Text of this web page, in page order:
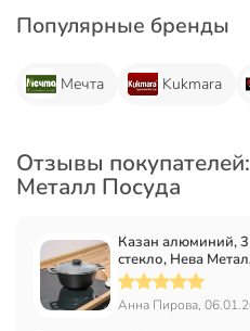
Популярные бренды
Мечта Kukmara
Отзывы
Металл Посуда
Казан алюминий,
стекло, Нева
Анна Пирова,